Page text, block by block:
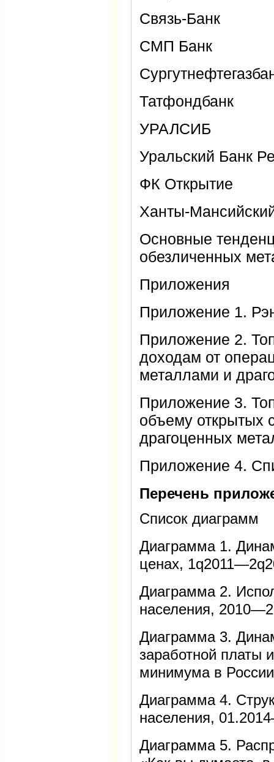
Связь-Банк
СМП Банк
Татфондбанк
УРАЛСИБ
Уральский Банк
ФК Открытие
Ханты-
Основные
обезличенных
Приложения
Приложение 1.
Приложение 2.
доходам от
металлами и
Приложение 3.
объему открытых
драгоценных
Приложение 4.
Перечень
Список диаграмм
Диаграмма 1.
ценах,
Диаграмма 2.
населения,
Диаграмма 3.
заработной платы
минимума в
Диаграмма 4.
населения,
Диаграмма 5.